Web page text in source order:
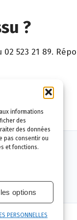
informations
des
des données
pas consentir ou
et fonctions.
options
PERSONNELLES
?
523 21 89.
garantie.